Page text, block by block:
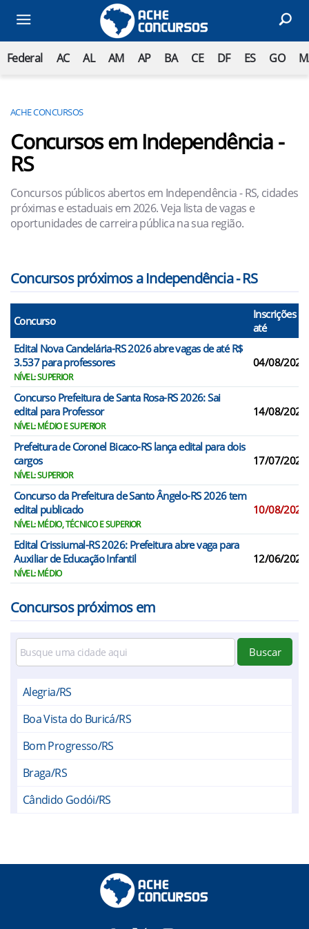
Federal AC AL AM AP BA CE DF ES GO
ACHE CONCURSOS
Concursos em Independência -
RS
Concursos públicos abertos em Independência - RS, cidades
próximas e estaduais em 2026. Veja lista de vagas e
oportunidades de carreira pública na sua região.
Concursos próximos a Independência - RS
Concurso
Inscrições
até
Edital Nova Candelária-RS 2026 abre vagas de até R$
3.537 para professores
NÍVEL: SUPERIOR
04/08/2026
Concurso Prefeitura de Santa Rosa-RS 2026: Sai
edital para Professor
NÍVEL: MÉDIO E SUPERIOR
14/08/2026
Prefeitura de Coronel Bicaco-RS lança edital para dois
cargos
NÍVEL: SUPERIOR
17/07/2026
Concurso da Prefeitura de Santo Ângelo-RS 2026 tem
edital publicado
NÍVEL: MÉDIO, TÉCNICO E SUPERIOR
10/08/2026
Edital Crissiumal-RS 2026: Prefeitura abre vaga para
Auxiliar de Educação Infantil
NÍVEL: MÉDIO
12/06/2026
Concursos próximos em
Buscar
Alegria/RS
Boa Vista do Buricá/RS
Bom Progresso/RS
Braga/RS
Cândido Godói/RS
Coronel Bicaco/RS